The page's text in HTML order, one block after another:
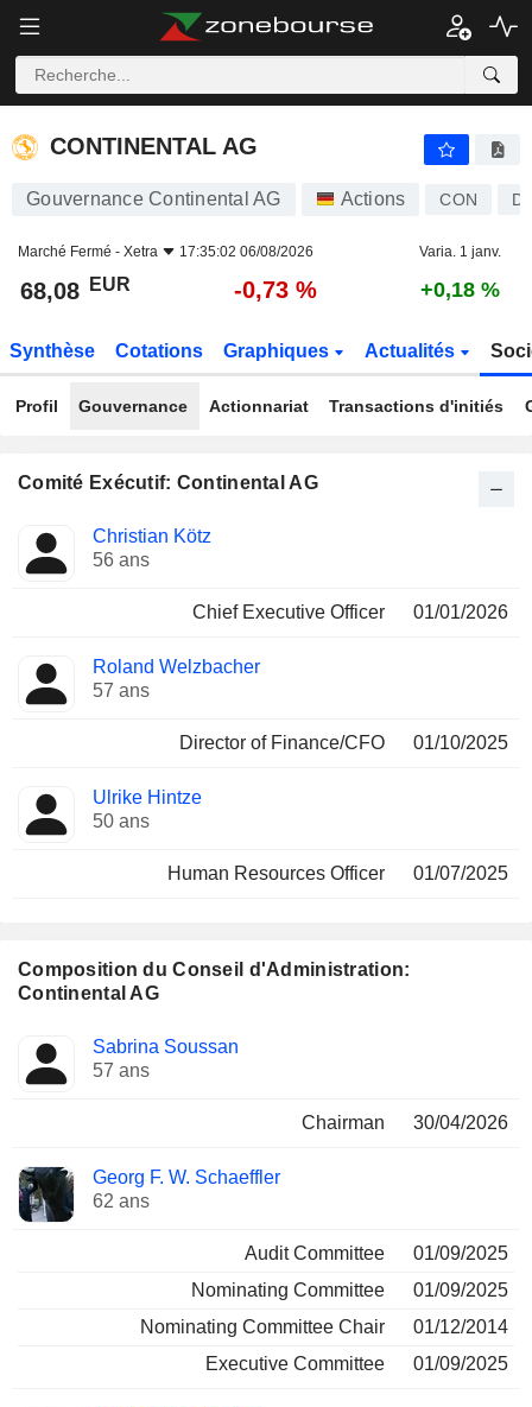
CONTINENTAL AG
CONTINENTAL AG
Gouvernance Continental AG Actions CON
Marché Fermé - Xetra 17:35:02 06/08/2026 Varia. 1 janv.
68,08 EUR -0,73 % +0,18 %
Synthèse Cotations Graphiques Actualités
Profil Gouvernance Actionnariat Transactions d'initiés
Comité Exécutif: Continental AG
Dirigeant
Fonctions
occupées
Christian Kötz
56 ans
Chief Executive Officer 01/01/2026
Roland Welzbacher
57 ans
Director of Finance/CFO 01/10/2025
Ulrike Hintze
50 ans
Human Resources Officer 01/07/2025
Composition du Conseil d'Administration:
Continental AG
Administrateur Comités
Sabrina Soussan
57 ans
Chairman 30/04/2026
Georg F. W. Schaeffler
62 ans
Audit Committee
01/09/2025
Nominating Committee
01/09/2025
Nominating Committee Chair
01/12/2014
Executive Committee
01/09/2025